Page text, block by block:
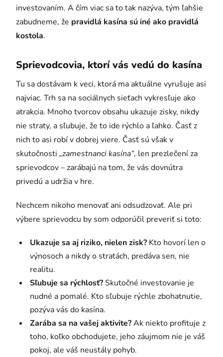
investovaním. A čím viac sa to tak nazýva, tým ľahšie
zabudneme, že pravidlá kasína sú iné ako pravidlá
kostola.
Sprievodcovia, ktorí vás vedú do kasína
Tu sa dostávam k veci, ktorá ma aktuálne vyrušuje asi
najviac. Trh sa na sociálnych sieťach vykresľuje ako
atrakcia. Mnoho tvorcov obsahu ukazuje zisky, nikdy
nie straty, a sľubuje, že to ide rýchlo a ľahko. Časť z
nich to asi robí v dobrej viere. Časť sú však v
skutočnosti „zamestnanci kasína“, len prezlečení za
sprievodcov – zarábajú na tom, že vás dovnútra
privedú a udržia v hre.
Nechcem nikoho menovať ani odsudzovať. Ale pri
výbere sprievodcu by som odporúčil preveriť si toto:
Ukazuje sa aj riziko, nielen zisk? Kto hovorí len o
výnosoch a nikdy o stratách, predáva sen, nie
realitu.
Sľubuje sa rýchlosť?Skutočné investovanie je
nudné a pomalé. Kto sľubuje rýchle zbohatnutie,
pozýva vás do kasína.
Zarába sa na vašej aktivite?Ak niekto profituje z
toho, koľko obchodujete, jeho záujmom nie je váš
pokoj, ale váš neustály pohyb.